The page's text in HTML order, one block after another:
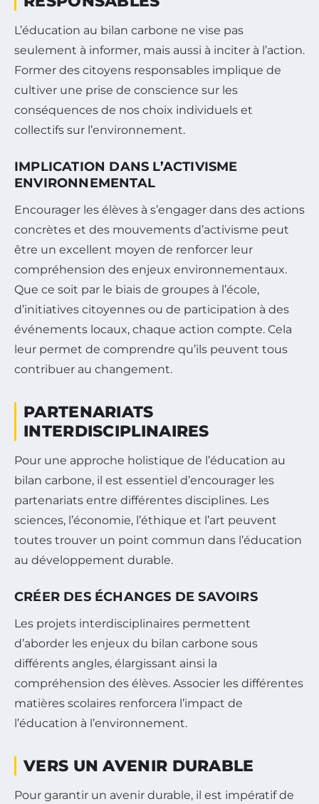
L’éducation au bilan carbone ne vise pas
seulement à informer, mais aussi à inciter à l’action.
Former des citoyens responsables implique de
cultiver une prise de conscience sur les
conséquences de nos choix individuels et
collectifs sur l’environnement.
IMPLICATION DANS L’ACTIVISME
ENVIRONNEMENTAL
Encourager les élèves à s’engager dans des actions
concrètes et des mouvements d’activisme peut
être un excellent moyen de renforcer leur
compréhension des enjeux environnementaux.
Que ce soit par le biais de groupes à l’école,
d’initiatives citoyennes ou de participation à des
événements locaux, chaque action compte. Cela
leur permet de comprendre qu’ils peuvent tous
contribuer au changement.
PARTENARIATS
INTERDISCIPLINAIRES
Pour une approche holistique de l’éducation au
bilan carbone, il est essentiel d’encourager les
partenariats entre différentes disciplines. Les
sciences, l’économie, l’éthique et l’art peuvent
toutes trouver un point commun dans l’éducation
au développement durable.
CRÉER DES ÉCHANGES DE SAVOIRS
Les projets interdisciplinaires permettent
d’aborder les enjeux du bilan carbone sous
différents angles, élargissant ainsi la
compréhension des élèves. Associer les différentes
matières scolaires renforcera l’impact de
l’éducation à l’environnement.
VERS UN AVENIR DURABLE
Pour garantir un avenir durable, il est impératif de